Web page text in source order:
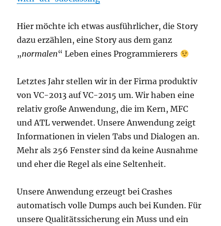
Hier möchte ich etwas ausführlicher, die Story
dazu erzählen, eine Story aus dem ganz
„normalen“ Leben eines Programmierers
Letztes Jahr stellen wir in der Firma produktiv
von VC-2013 auf VC-2015 um. Wir haben eine
relativ große Anwendung, die im Kern, MFC
und ATL verwendet. Unsere Anwendung zeigt
Informationen in vielen Tabs und Dialogen an.
Mehr als 256 Fenster sind da keine Ausnahme
und eher die Regel als eine Seltenheit.
Unsere Anwendung erzeugt bei Crashes
automatisch volle Dumps auch bei Kunden. Für
unsere Qualitätssicherung ein Muss und ein